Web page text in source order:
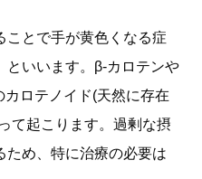
とで手が黄色くなる症
といいます。β-カロテンや
ロテノイド(天然に存在
て起こります。過剰な摂
ため、特に治療の必要は